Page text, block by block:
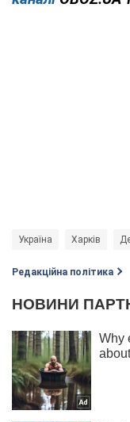
Україна Харків
Редакційна політика